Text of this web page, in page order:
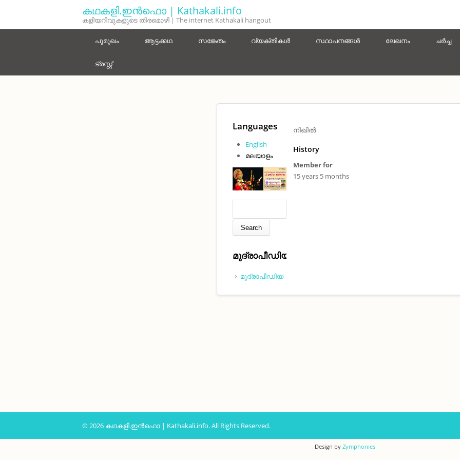
കഥകളി.ഇൻഫൊ | Kathakali.info
കളിയറിവുകളുടെ തിരമൊഴി | The internet Kathakali hangout
പൂമുഖം ആട്ടക്കഥ സങ്കേതം വ്യക്തികൾ സ്ഥാപനങ്ങൾ ലേഖനം ചർച്ച
ട്രസ്റ്റ്‌
നിഖിൽ
History
Member for
15 years 5 months
Languages
English
മലയാളം
മുദ്രാപീഡിയ
മുദ്രാപീഡിയ
© 2026 കഥകളി.ഇൻഫൊ | Kathakali.info. All Rights Reserved.
Design by Zymphonies